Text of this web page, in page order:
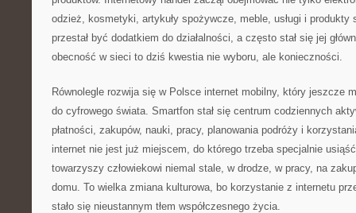
odzież, kosmetyki, artykuły spożywcze, meble, usługi i
przestał być dodatkiem do działalności, a często stał się jej
obecność w sieci to dziś kwestia nie wyboru, ale konieczności.
Równolegle rozwija się w Polsce internet mobilny, który jeszcze
do cyfrowego świata. Smartfon stał się centrum codziennych
płatności, zakupów, nauki, pracy, planowania podróży i
internet nie jest już miejscem, do którego trzeba specjalnie
towarzyszy człowiekowi niemal stale, w drodze, w pracy, na
domu. To wielka zmiana kulturowa, bo korzystanie z internetu
stało się nieustannym tłem współczesnego życia.